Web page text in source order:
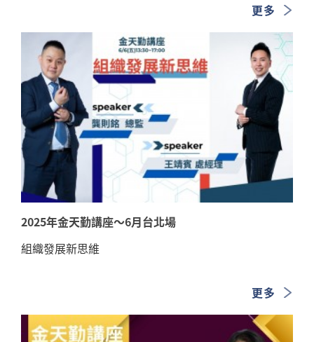
更多
2025年金天勤講座～6月台北場
組織發展新思維
更多